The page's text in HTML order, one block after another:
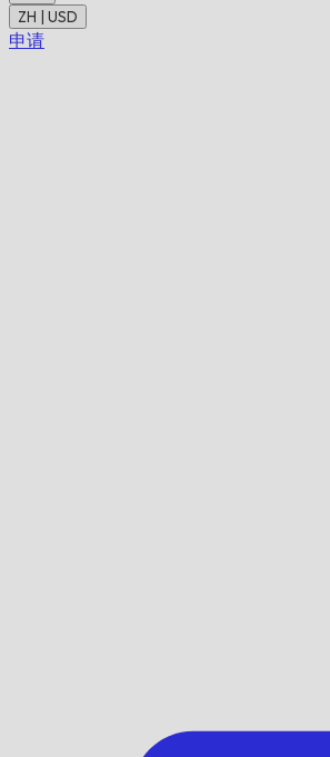
ZH | USD
申请